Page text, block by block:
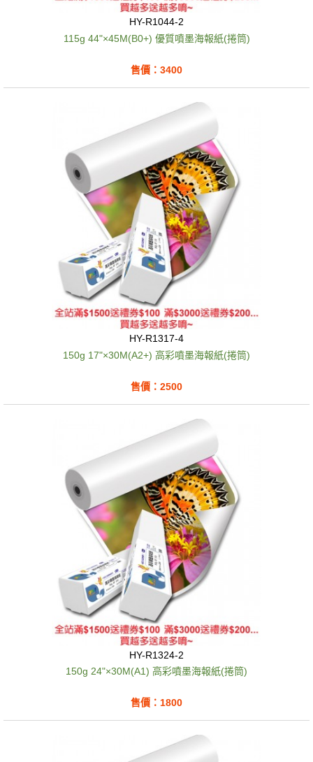
HY-R1044-2
115g 44"×45M(B0+) 優質噴墨海報紙(捲筒)
售價：3400
HY-R1317-4
150g 17"×30M(A2+) 高彩噴墨海報紙(捲筒)
售價：2500
HY-R1324-2
150g 24"×30M(A1) 高彩噴墨海報紙(捲筒)
售價：1800